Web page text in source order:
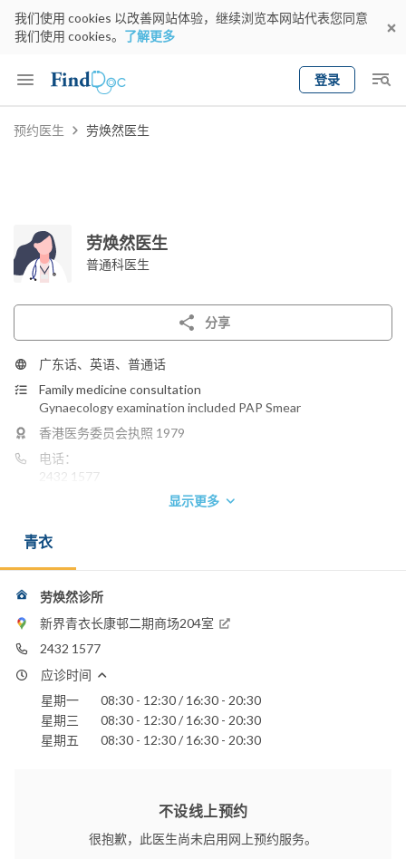
我们使用 cookies 以改善网站体验，继续浏览本网站代表您同意
我们使用 cookies。 了解更多
登录
Keyword
预约医生 劳焕然医生
劳焕然医生
普通科医生
分享
广东话、英语、普通话
Family medicine consultation
Gynaecology examination included PAP Smear
香港医务委员会执照 1979
电话：
2432 1577
显示更多
青衣
劳焕然诊所
新界青衣长康邨二期商场204室
2432 1577
应诊时间
星期一
08:30 - 12:30 / 16:30 - 20:30
星期三
08:30 - 12:30 / 16:30 - 20:30
星期五
08:30 - 12:30 / 16:30 - 20:30
不设线上预约
很抱歉，此医生尚未启用网上预约服务。